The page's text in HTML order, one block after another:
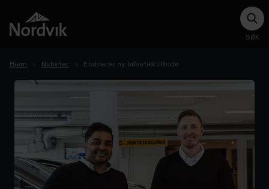
SØK
Hjem Nyheter Etablerer ny bilbutikk i Bodø